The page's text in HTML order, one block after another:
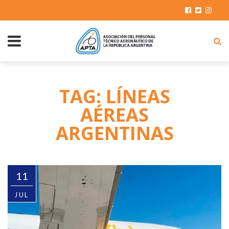
TAG: LÍNEAS
AÉREAS
ARGENTINAS
11
JUL